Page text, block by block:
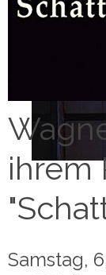
ihrem
Samstag,